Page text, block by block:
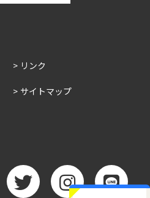
リンク
サイトマップ